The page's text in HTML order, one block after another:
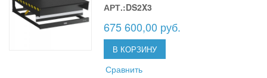
АРТ.:DS2X3
675 600,00 руб.
В КОРЗИНУ
Сравнить